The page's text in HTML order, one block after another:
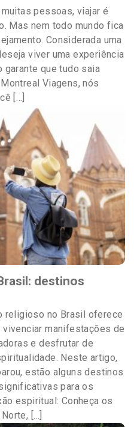
pessoas, viajar é
Mas nem todo mundo fica
Considerada uma
viver uma experiência
garante que tudo saia
Viagens, nós
[…]
destinos
religioso no Brasil oferece
vivenciar manifestações de
e desfrutar de
Neste artigo,
estão alguns destinos
para os
espiritual: Conheça os
[…]